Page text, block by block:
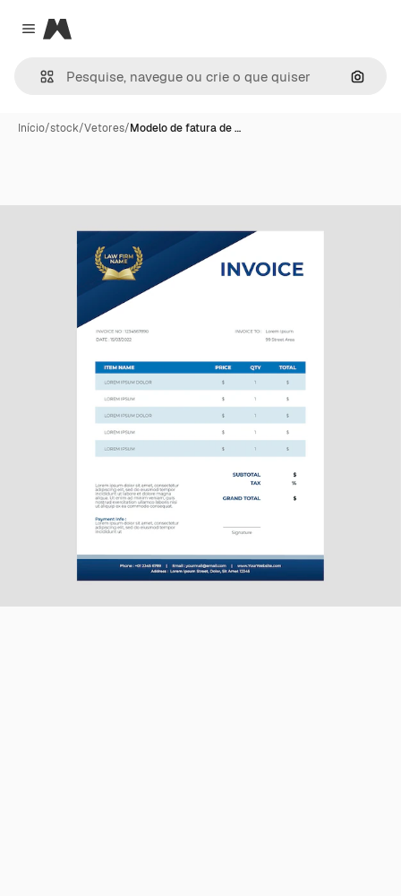
Close menu
Magnific
Início/stock/Vetores/Modelo de fatura de …